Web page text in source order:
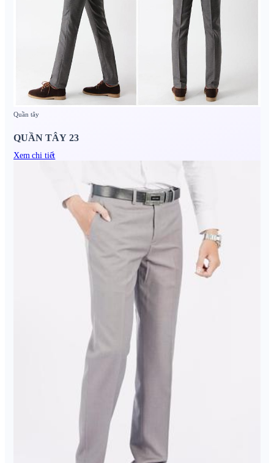
Quần tây
QUẦN TÂY 23
Xem chi tiết